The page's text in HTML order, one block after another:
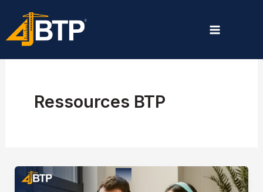
contenu
Ressources BTP